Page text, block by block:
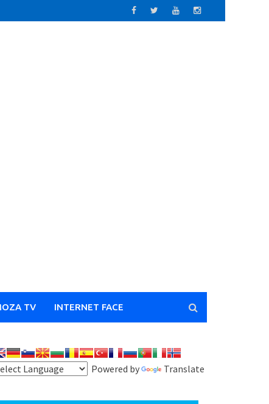
TV INTERNET FACE
Powered by Translate